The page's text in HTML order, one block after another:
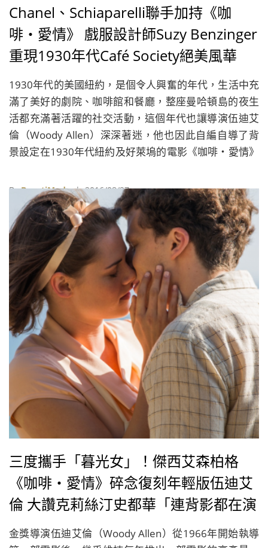
Chanel、Schiaparelli聯手加持《咖
啡‧愛情》 戲服設計師Suzy Benzinger
重現1930年代Café Society絕美風華
1930年代的美國紐約，是個令人興奮的年代，生活中充
滿了美好的劇院、咖啡館和餐廳，整座曼哈頓島的夜生
活都充滿著活躍的社交活動，這個年代也讓導演伍迪艾
倫（Woody Allen）深深著迷，他也因此自編自導了背
景設定在1930年代紐約及好萊塢的電影《咖啡‧愛情》
ByBeautiMode| 2016/08/27
三度攜手「暮光女」！傑西艾森柏格
《咖啡‧愛情》碎念復刻年輕版伍迪艾
倫 大讚克莉絲汀史都華「連背影都在演
戲」
金獎導演伍迪艾倫（Woody Allen）從1966年開始執導